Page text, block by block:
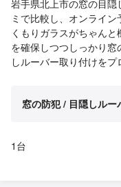
岩手県北上市の窓の目
ミで比較し、オンライ
くもりガラスがちゃん
を確保しつつしっかり
しルーバー取り付けをプ
窓の防犯 / 目隠しル
1台